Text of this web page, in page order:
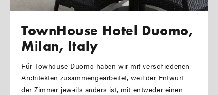
TownHouse Hotel Duomo,
Milan, Italy
Für Towhouse Duomo haben wir mit verschiedenen
Architekten zusammengearbeitet, weil der Entwurf
der Zimmer jeweils anders ist, mit entweder einen